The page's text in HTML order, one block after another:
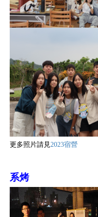
更多照片請見2023宿營
系烤